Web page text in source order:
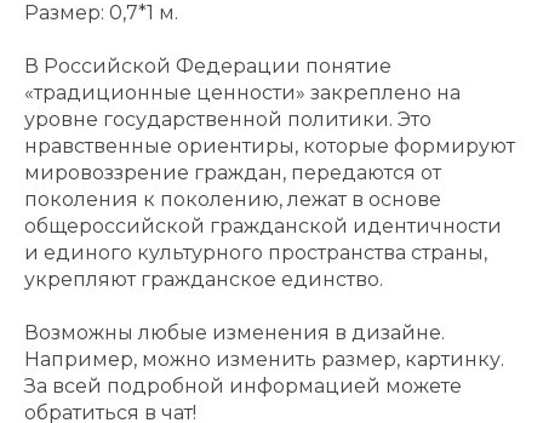
Размер: 0,7*1 м.
В Российской Федерации понятие
«традиционные ценности» закреплено на
уровне государственной политики. Это
нравственные ориентиры, которые формируют
мировоззрение граждан, передаются от
поколения к поколению, лежат в основе
общероссийской гражданской идентичности
и единого культурного пространства страны,
укрепляют гражданское единство.
Возможны любые изменения в дизайне.
Например, можно изменить размер, картинку.
За всей подробной информацией можете
обратиться в чат!